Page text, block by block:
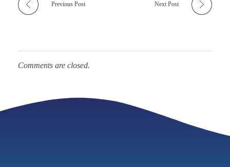
Previous Post Next Post
Comments are closed.